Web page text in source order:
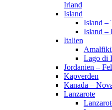
Irland
Island
Island –
Island –
Italien
Lago di
Jordanien –
Kapverden
Kanada –
Lanzarote